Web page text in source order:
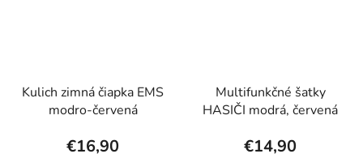
Kulich zimná čiapka EMS
modro-červená
€16,90
Multifunkčné šatky
HASIČI modrá, červená
€14,90